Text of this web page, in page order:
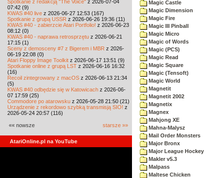
Spotkanie z redakcją "The Voice" z 2026-07-04
07:42 (9)
KWAS #40 live z 2026-06-27 12:53 (167)
Spotkanie z grupą USSR z 2026-06-26 19:36 (11)
KWAS #40 - zabierzcie Atari Portfolio! z 2026-06-23
08:12 (0)
KWAS #40 - naprawa retrosprzętu z 2026-06-21
17:15 (1)
Sceny z demosceny #7 z Bigerem i MBR z 2026-
06-19 22:08 (0)
Atari Floppy Image Toolkit z 2026-06-17 13:51 (9)
Spotkanie online z grupą LST z 2026-06-16 16:32
(16)
Recoil zintegrowany z macOS z 2026-06-13 21:34
(5)
KWAS #40 odbędzie się w Katowicach z 2026-06-
07 17:59 (25)
Commodore po atarowsku z 2026-05-28 21:50 (21)
Urządzenie z rekordowo szybką transmisją SIO! z
2026-05-24 20:57 (116)
«« nowsze starsze »»
AtariOnline.pl na YouTube
Magic Castle
Magic Dimension
Magic Fire
Magic III Pinball
Magic Micro
Magic of Words
Magic (PCS)
Magic Read
Magic Square
Magic (Tensoft)
Magic World
Magnetit
Magnetit 2002
Magnetix
Magnex
Mahjong XE
Mahna-Malysz
Mail Order Monsters
Major Bronx
Major League Hockey
Makler v5.3
Malpass
Maltese Chicken